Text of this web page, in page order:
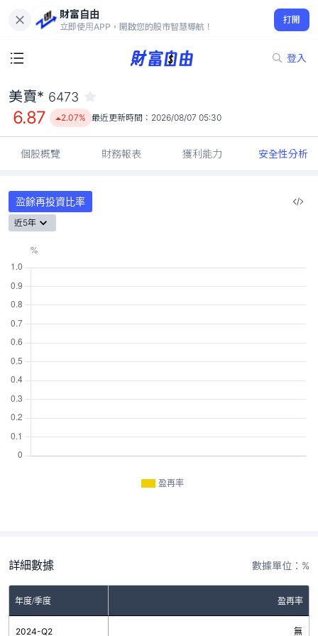
財富自由
立即使用APP，開啟您的股市智慧導航！
打開
登入
6.87
2.07%
美賣* 6473
6.87 2.07% 最近更新時間： 2026/08/07 05:30
個股概覽 財務報表 獲利能力 安全性分析
盈餘再投資比率
近5年
盈再率
詳細數據 數據單位：%
年度/季度 盈再率
2024-Q2 無